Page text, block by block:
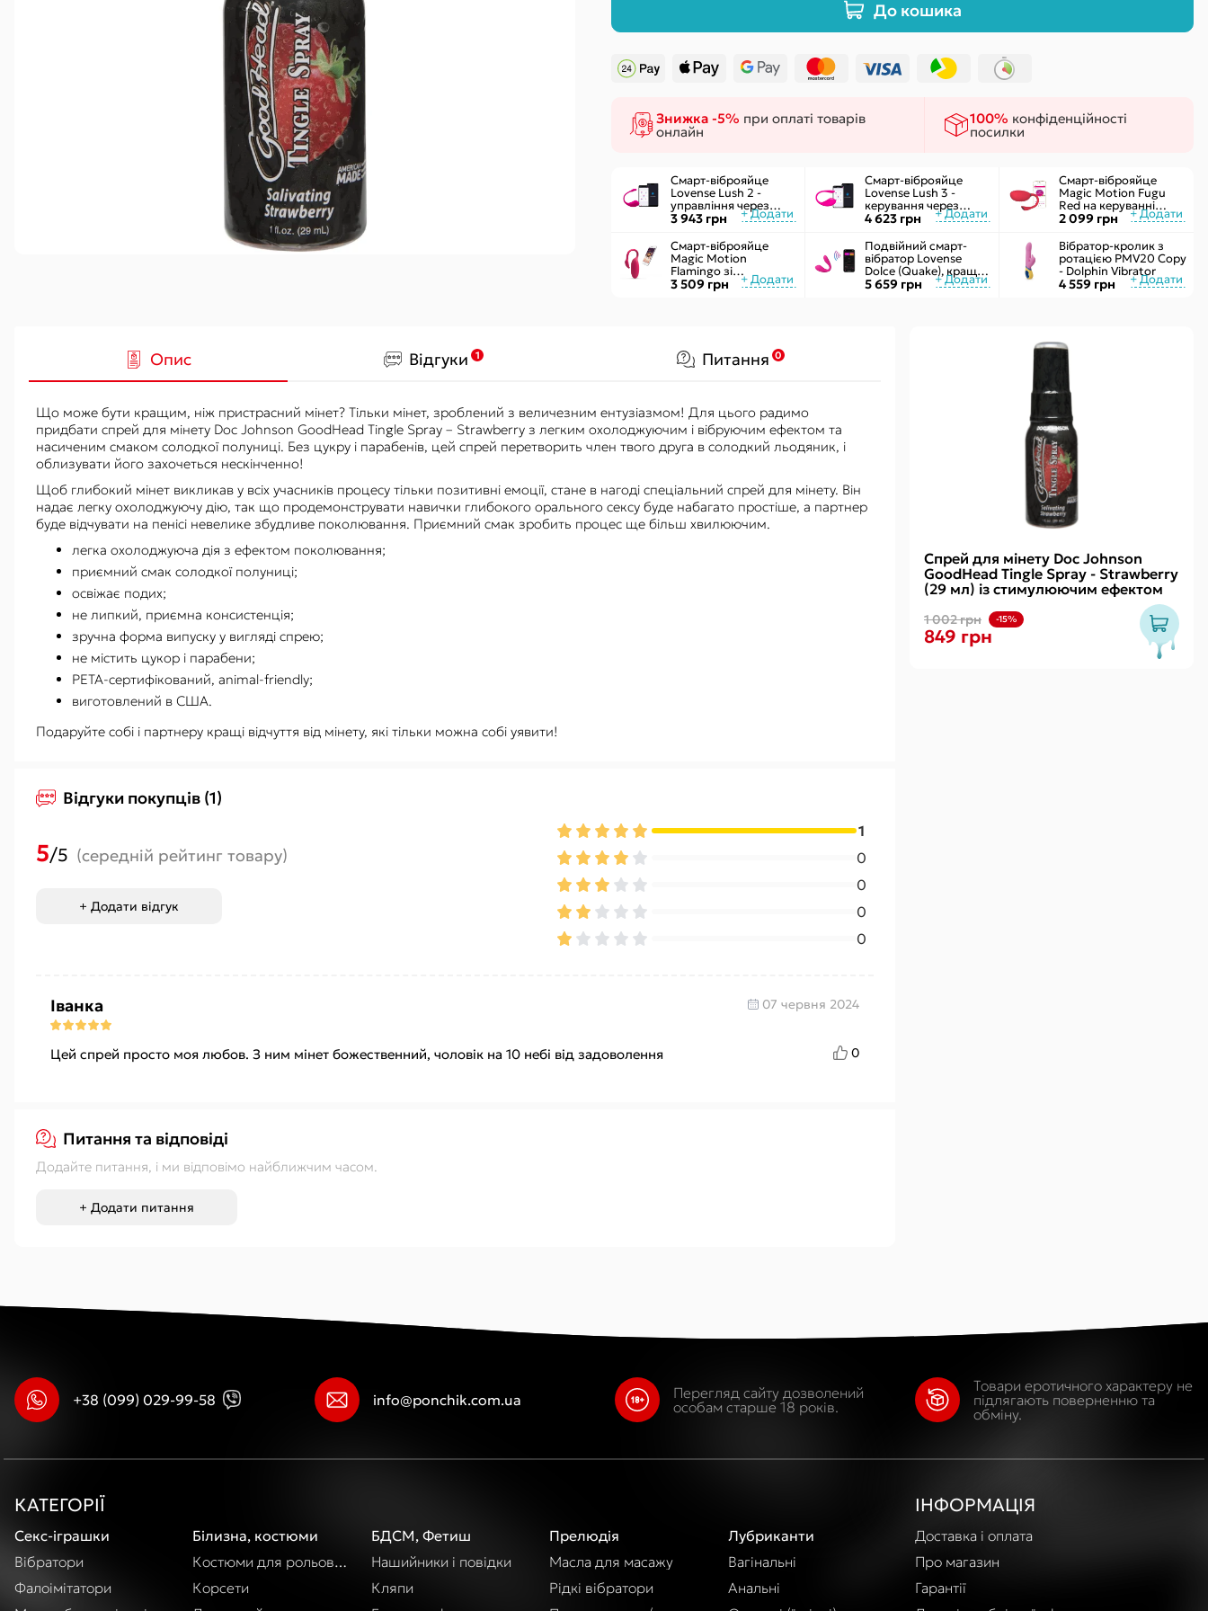
Гідропомпи
Вакуумні
Аксесуари
Подушки для сексу
До кошика
Знижка -5% при оплаті товарів
онлайн
100% конфіденційності
посилки
Смарт-віброяйце
Lovense Lush 2 -
управління через
додаток
3 943 грн
Смарт-віброяйце
Lovense Lush 3 -
керування через
інтернет
4 623 грн
Смарт-віброяйце
Magic Motion Fugu
Red на керуванні
через смартфон, 9
режимів вібрації
2 099 грн
Смарт-віброяйце
Magic Motion
Flamingo зі
стимулятором
клітора, 3 види вправ
3 509 грн
Подвійний смарт-
вібратор Lovense
Dolce (Quake), краще
Lush 3, управління зі
смартфона
5 659 грн
Вібратор-кролик з
ротацією PMV20 Copy
- Dolphin Vibrator
4 559 грн
Спрей для мінету Doc Johnson
GoodHead Tingle Spray - Strawberry
(29 мл) із стимулюючим ефектом
1 002 грн -15%
849 грн
Опис Відгуки 1 Питання 0
Що може бути кращим, ніж пристрасний мінет? Тільки мінет, зроблений з величезним ентузіазмом! Для цього радимо
придбати спрей для мінету Doc Johnson GoodHead Tingle Spray – Strawberry з легким охолоджуючим і вібруючим ефектом та
насиченим смаком солодкої полуниці. Без цукру і парабенів, цей спрей перетворить член твого друга в солодкий льодяник, і
облизувати його захочеться нескінченно!
Щоб глибокий мінет викликав у всіх учасників процесу тільки позитивні емоції, стане в нагоді спеціальний спрей для мінету. Він
надає легку охолоджуючу дію, так що продемонструвати навички глибокого орального сексу буде набагато простіше, а партнер
буде відчувати на пенісі невелике збудливе поколювання. Приємний смак зробить процес ще більш хвилюючим.
легка охолоджуюча дія з ефектом поколювання;
приємний смак солодкої полуниці;
освіжає подих;
не липкий, приємна консистенція;
зручна форма випуску у вигляді спрею;
не містить цукор і парабени;
PETA-сертифікований, animal-friendly;
виготовлений в США.
Подаруйте собі і партнеру кращі відчуття від мінету, які тільки можна собі уявити!
Відгуки покупців (1)
5/5 (середній рейтинг товару)
+ Додати відгук
1
0
0
0
0
Іванка 07 червня 2024
Цей спрей просто моя любов. З ним мінет божественний, чоловік на 10 небі від задоволення 0
Питання та відповіді
Додайте питання, і ми відповімо найближчим часом.
+ Додати питання
+38 (099) 029-99-58 info@ponchik.com.ua
Перегляд сайту дозволений
особам старше 18 років.
Товари еротичного характеру не
підлягають поверненню та
обміну.
КАТЕГОРІЇ
Секс-іграшки
Вібратори
Фалоімітатори
Білизна, костюми
Костюми для рольових ігор
Корсети
БДСМ, Фетиш
Нашийники і повідки
Кляпи
Прелюдія
Масла для масажу
Рідкі вібратори
Лубриканти
Вагінальні
Анальні
ІНФОРМАЦІЯ
Доставка і оплата
Про магазин
Гарантії